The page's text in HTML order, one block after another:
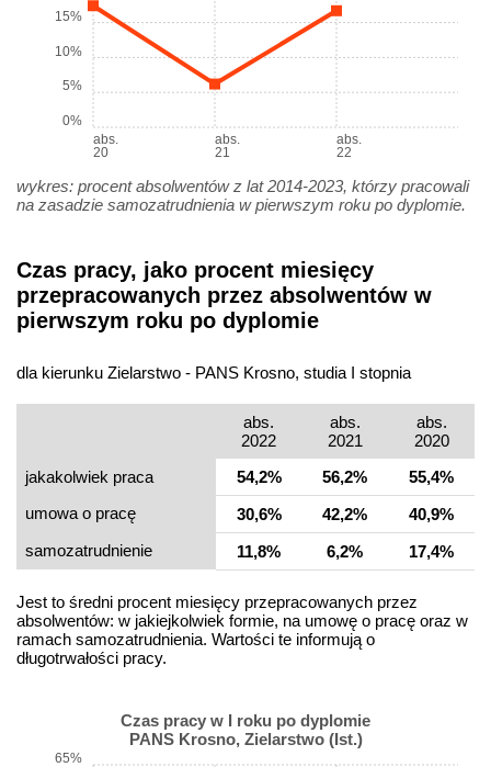
abs.
20
abs.
21
abs.
22
0%
5%
10%
15%
wykres: procent absolwentów z lat 2014-2023, którzy pracowali
na zasadzie samozatrudnienia w pierwszym roku po dyplomie.
Czas pracy, jako procent miesięcy
przepracowanych przez absolwentów w
pierwszym roku po dyplomie
dla kierunku Zielarstwo - PANS Krosno, studia I stopnia
abs.
2022
abs.
2021
abs.
2020
jakakolwiek praca
54,2% 56,2%
55,4%
umowa o pracę
30,6% 42,2%
40,9%
samo­zatrudnienie
11,8% 6,2% 17,4%
Jest to średni procent miesięcy przepracowanych przez
absolwentów: w jakiejkolwiek formie, na umowę o pracę oraz w
ramach samozatrudnienia. Wartości te informują o
długotrwałości pracy.
Czas pracy w I roku po dyplomie
PANS Krosno, Zielarstwo (Ist.)
65%